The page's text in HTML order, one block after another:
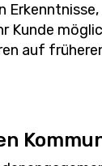
Kunde
auf